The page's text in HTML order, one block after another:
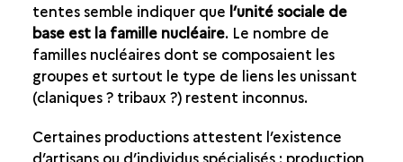
tentes semble indiquer que l’unité sociale de
base est la famille nucléaire. Le nombre de
familles nucléaires dont se composaient les
groupes et surtout le type de liens les unissant
(claniques ? tribaux ?) restent inconnus.
Certaines productions attestent l’existence
d’artisans ou d’individus spécialisés : production